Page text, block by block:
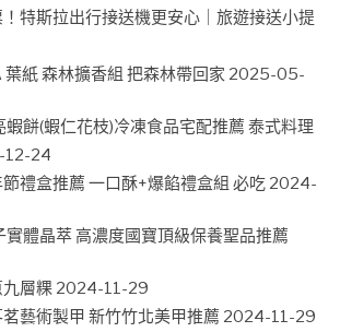
特斯拉出行接送機更安心｜旅遊接送小提
紙 森林擴香組 把森林帶回家 2025-05-
餅(蝦仁花枝)冷凍食品宅配推薦 泰式料理
12-24
禮盒推薦 一口酥+爆餡禮盒組 必吃 2024-
實體晶萃 高濃度國寶頂級保養聖品推薦
層粿 2024-11-29
藝術製甲 新竹竹北美甲推薦 2024-11-29